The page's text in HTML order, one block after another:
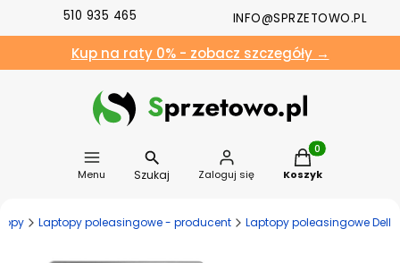
510 935 465 INFO@SPRZETOWO.PL
Kup na raty 0% - zobacz szczegóły →
Menu Szukaj Zaloguj się
Produkty w
Koszyk
Laptopy poleasingowe - producent Laptopy poleasingowe Dell